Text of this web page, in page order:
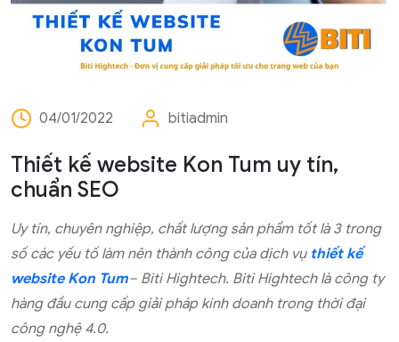
04/01/2022 bitiadmin
Thiết kế website Kon Tum uy tín,
chuẩn SEO
Uy tín, chuyên nghiệp, chất lượng sản phẩm tốt là 3 trong
số các yếu tố làm nên thành công của dịch vụ thiết kế
website Kon Tum– Biti Hightech. Biti Hightech là công ty
hàng đầu cung cấp giải pháp kinh doanh trong thời đại
công nghệ 4.0.